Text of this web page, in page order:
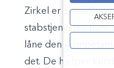
Zirkel er et selskap
stabstjenester, hvor
låne den
det. De hjelper